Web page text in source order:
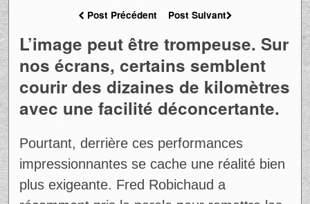
Post Précédent Post Suivant
L’image peut être trompeuse. Sur
nos écrans, certains semblent
courir des dizaines de kilomètres
avec une facilité déconcertante.
Pourtant, derrière ces performances
impressionnantes se cache une réalité bien
plus exigeante. Fred Robichaud a